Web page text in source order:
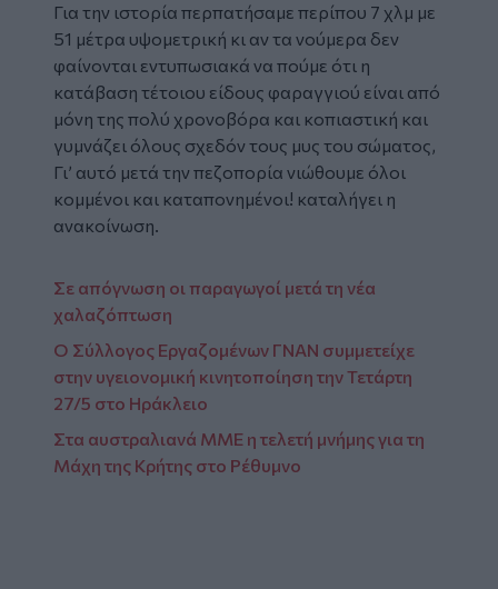
Για την ιστορία περπατήσαμε περίπου 7 χλμ με
51 μέτρα υψομετρική κι αν τα νούμερα δεν
φαίνονται εντυπωσιακά να πούμε ότι η
κατάβαση τέτοιου είδους φαραγγιού είναι από
μόνη της πολύ χρονοβόρα και κοπιαστική και
γυμνάζει όλους σχεδόν τους μυς του σώματος,
Γι’ αυτό μετά την πεζοπορία νιώθουμε όλοι
κομμένοι και καταπονημένοι! καταλήγει η
ανακοίνωση.
Σε απόγνωση οι παραγωγοί μετά τη νέα
χαλαζόπτωση
Ο Σύλλογος Εργαζομένων ΓΝΑΝ συμμετείχε
στην υγειονομική κινητοποίηση την Τετάρτη
27/5 στο Ηράκλειο
Στα αυστραλιανά ΜΜΕ η τελετή μνήμης για τη
Μάχη της Κρήτης στο Ρέθυμνο